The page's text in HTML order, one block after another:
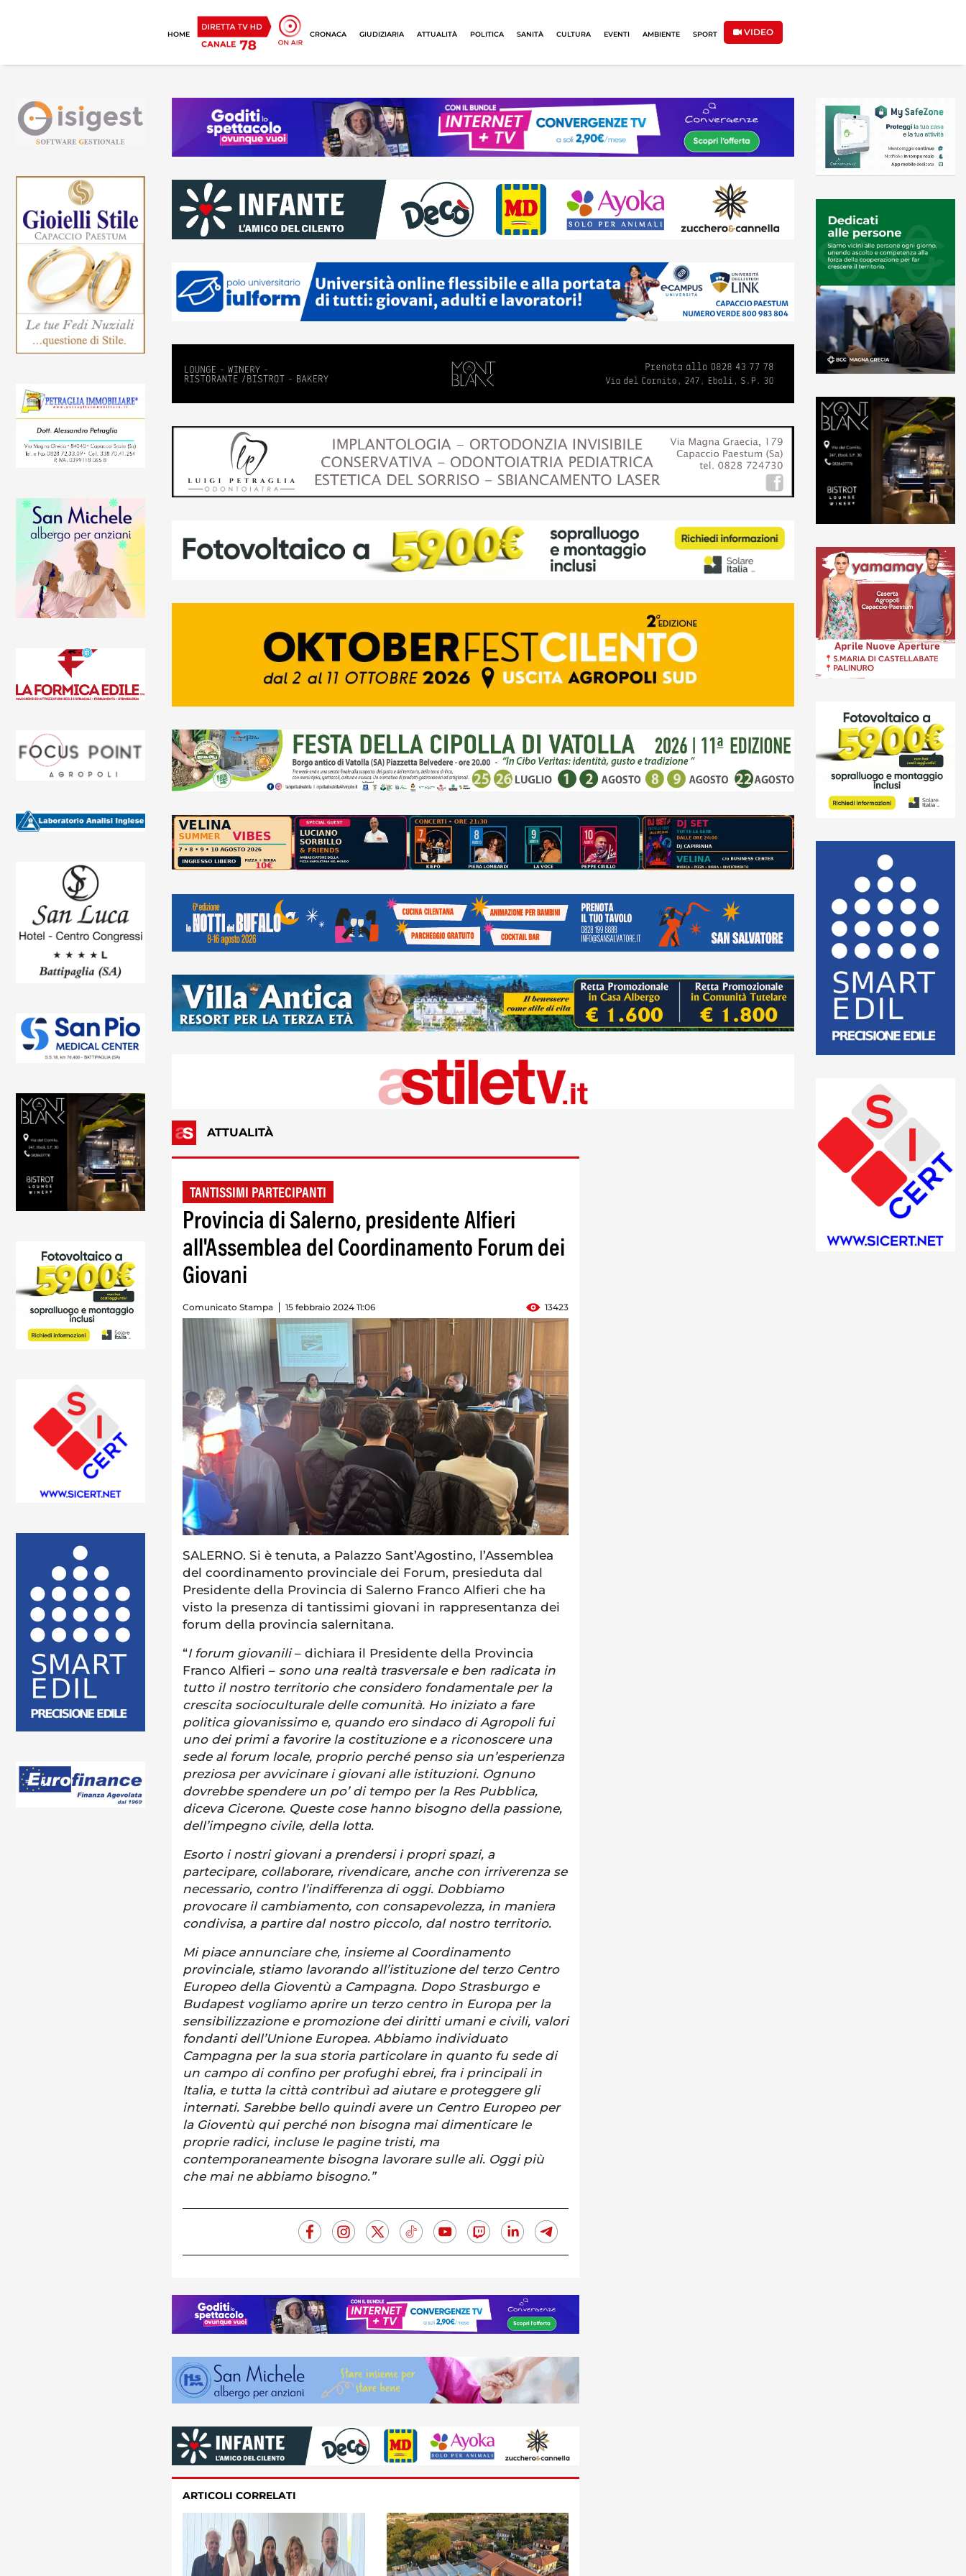
HOME CRONACA GIUDIZIARIA ATTUALITÀ POLITICA SANITÀ CULTURA EVENTI AMBIENTE SPORT VIDEO
ATTUALITÀ
TANTISSIMI PARTECIPANTI
Provincia di Salerno, presidente Alfieri
all'Assemblea del Coordinamento Forum dei
Giovani
Comunicato Stampa 15 febbraio 2024 11:06 13423
SALERNO. Si è tenuta, a Palazzo Sant’Agostino, l’Assemblea
del coordinamento provinciale dei Forum, presieduta dal
Presidente della Provincia di Salerno Franco Alfieri che ha
visto la presenza di tantissimi giovani in rappresentanza dei
forum della provincia salernitana.
“I forum giovanili– dichiara il Presidente della Provincia
Franco Alfieri – sono una realtà trasversale e ben radicata in
tutto il nostro territorio che considero fondamentale per la
crescita socioculturale delle comunità. Ho iniziato a fare
politica giovanissimo e, quando ero sindaco di Agropoli fui
uno dei primi a favorire la costituzione e a riconoscere una
sede al forum locale, proprio perché penso sia un’esperienza
preziosa per avvicinare i giovani alle istituzioni. Ognuno
dovrebbe spendere un po’ di tempo per la Res Pubblica,
diceva Cicerone. Queste cose hanno bisogno della passione,
dell’impegno civile, della lotta.
Esorto i nostri giovani a prendersi i propri spazi, a
partecipare, collaborare, rivendicare, anche con irriverenza se
necessario, contro l’indifferenza di oggi. Dobbiamo
provocare il cambiamento, con consapevolezza, in maniera
condivisa, a partire dal nostro piccolo, dal nostro territorio.
Mi piace annunciare che, insieme al Coordinamento
provinciale, stiamo lavorando all’istituzione del terzo Centro
Europeo della Gioventù a Campagna. Dopo Strasburgo e
Budapest vogliamo aprire un terzo centro in Europa per la
sensibilizzazione e promozione dei diritti umani e civili, valori
fondanti dell’Unione Europea. Abbiamo individuato
Campagna per la sua storia particolare in quanto fu sede di
un campo di confino per profughi ebrei, fra i principali in
Italia, e tutta la città contribuì ad aiutare e proteggere gli
internati. Sarebbe bello quindi avere un Centro Europeo per
la Gioventù qui perché non bisogna mai dimenticare le
proprie radici, incluse le pagine tristi, ma
contemporaneamente bisogna lavorare sulle ali. Oggi più
che mai ne abbiamo bisogno.”
ARTICOLI CORRELATI